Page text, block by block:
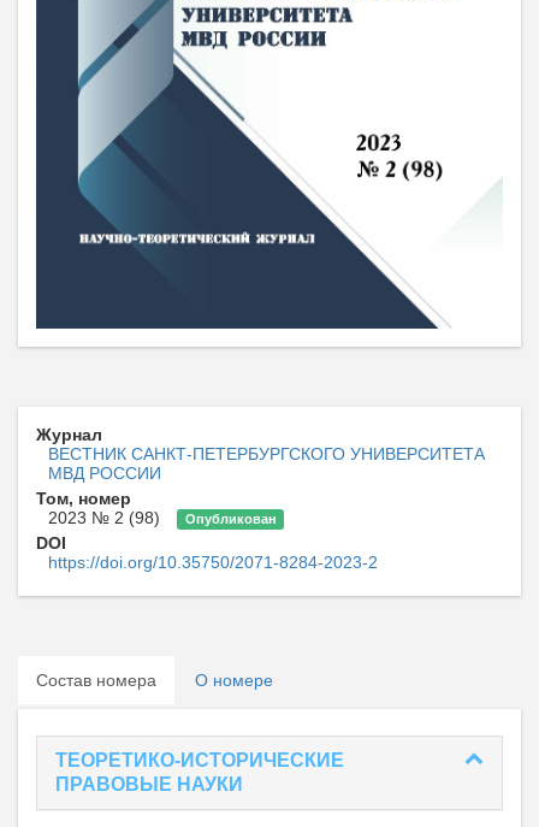
Журнал
ВЕСТНИК САНКТ-ПЕТЕРБУРГСКОГО УНИВЕРСИТЕТА
МВД РОССИИ
Том, номер
2023 № 2 (98)
Опубликован
DOI
https://doi.org/10.35750/2071-8284-2023-2
Состав номера О номере
ТЕОРЕТИКО-ИСТОРИЧЕСКИЕ
ПРАВОВЫЕ НАУКИ